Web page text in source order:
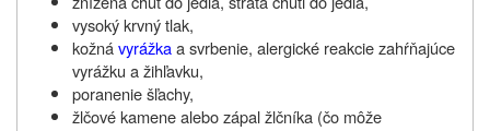
vysoký krvný tlak,
kožnávyrážkaa svrbenie, alergické reakcie zahŕňajúce
vyrážku a žihľavku,
poranenie šľachy,
žlčové kamene alebo zápal žlčníka (čo môže